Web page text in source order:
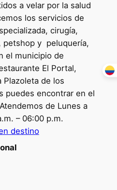
a velar por la salud
los servicios de
cirugía,
petshop y peluquería,
el municipio de
El Portal,
Plazoleta de los
puedes encontrar en el
de Lunes a
– 06:00 p.m.
destino